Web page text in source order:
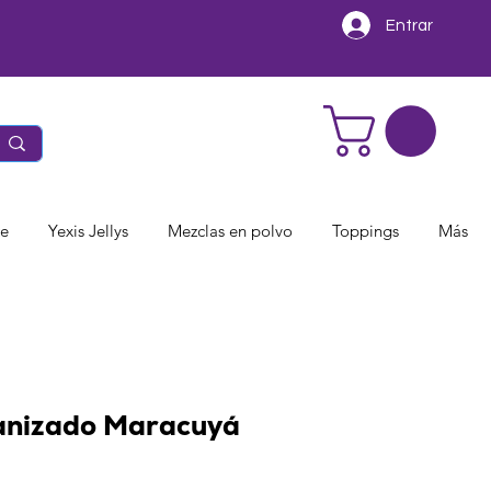
Entrar
Yexis Jellys Mezclas en polvo Toppings Más
Maracuyá